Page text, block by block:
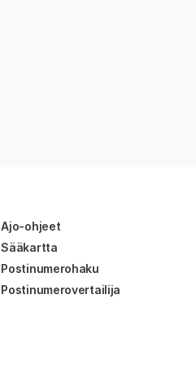
Ajo-ohjeet
Sääkartta
Postinumerohaku
Postinumerovertailija